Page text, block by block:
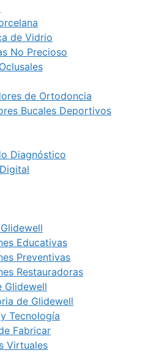
de Vidrio
No Precioso
de Ortodoncia
Bucales Deportivos
Diagnóstico
Educativas
Preventivas
Restauradoras
Glidewell
de Glidewell
Tecnología
Fabricar
Virtuales